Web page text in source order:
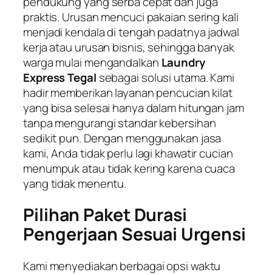
praktis. Urusan mencuci pakaian sering kali
menjadi kendala di tengah padatnya jadwal
kerja atau urusan bisnis, sehingga banyak
warga mulai mengandalkan Laundry
Express Tegal sebagai solusi utama. Kami
hadir memberikan layanan pencucian kilat
yang bisa selesai hanya dalam hitungan jam
tanpa mengurangi standar kebersihan
sedikit pun. Dengan menggunakan jasa
kami, Anda tidak perlu lagi khawatir cucian
menumpuk atau tidak kering karena cuaca
yang tidak menentu.
Pilihan Paket Durasi
Pengerjaan Sesuai Urgensi
Kami menyediakan berbagai opsi waktu